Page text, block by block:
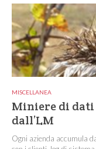
MISCELLANEA
Miniere di
dall’LM
Ogni azienda accumula